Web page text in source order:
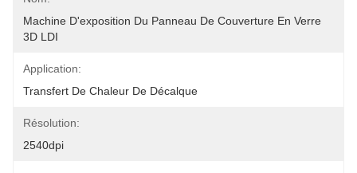
Machine D'exposition Du Panneau De Couverture En Verre
3D LDI
Application:
Transfert De Chaleur De Décalque
Résolution:
2540dpi